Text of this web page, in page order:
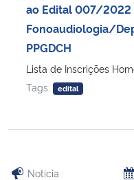
ao Edital 007/2022
Fonoaudiologia/
PPGDCH
Lista de Inscrições
Tags:
edital
Notícia